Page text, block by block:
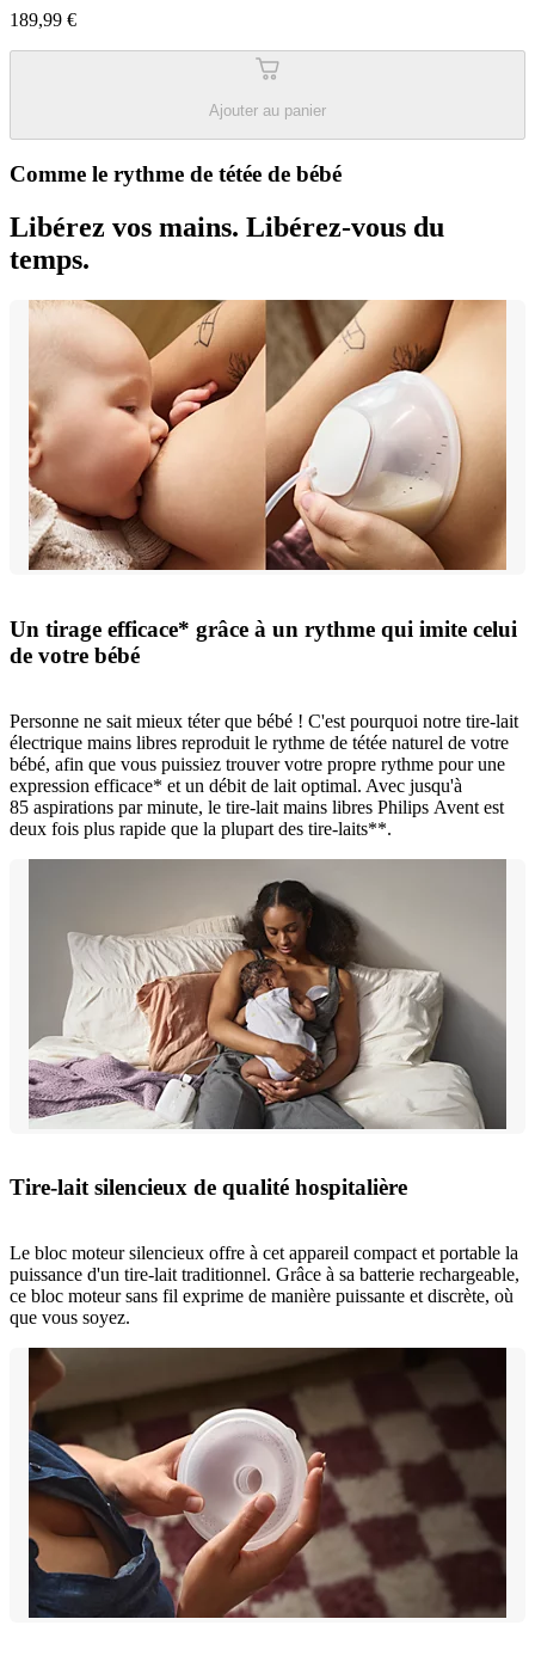
189,99 €
Ajouter au panier
Comme le rythme de tétée de bébé
Libérez vos mains. Libérez-vous du
temps.
Un tirage efficace* grâce à un rythme qui imite celui
de votre bébé
Personne ne sait mieux téter que bébé ! C'est pourquoi notre tire-lait
électrique mains libres reproduit le rythme de tétée naturel de votre
bébé, afin que vous puissiez trouver votre propre rythme pour une
expression efficace* et un débit de lait optimal. Avec jusqu'à
85 aspirations par minute, le tire-lait mains libres Philips Avent est
deux fois plus rapide que la plupart des tire-laits**.
Tire-lait silencieux de qualité hospitalière
Le bloc moteur silencieux offre à cet appareil compact et portable la
puissance d'un tire-lait traditionnel. Grâce à sa batterie rechargeable,
ce bloc moteur sans fil exprime de manière puissante et discrète, où
que vous soyez.